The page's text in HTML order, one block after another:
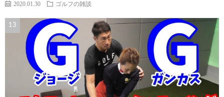
2020.01.30 ゴルフの雑談